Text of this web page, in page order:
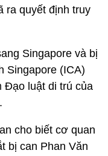
ra quyết định truy
Singapore và bị
Singapore (ICA)
Đạo luật di trú của
cho biết cơ quan
bị can Phan Văn